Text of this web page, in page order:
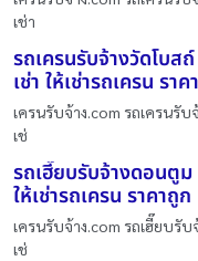
เช่า
รถเครนรับจ้างวัดโบส
เช่า ให้เช่ารถเครน รา
เครนรับจ้าง.com รถเครนรับ
เช่
รถเฮี๊ยบรับจ้างดอนตูม
ให้เช่ารถเครน ราคาถูก
เครนรับจ้าง.com รถเฮี๊ยบรั
เช่